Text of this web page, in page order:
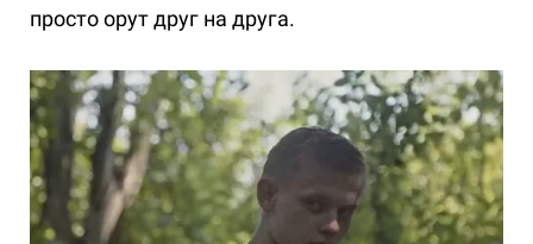
просто орут друг на друга.